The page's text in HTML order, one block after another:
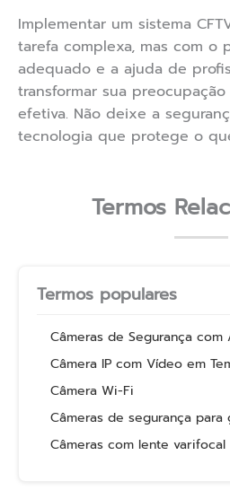
Implementar um sistema
tarefa complexa, mas com o
adequado e a ajuda de
transformar sua
efetiva. Não deixe a
tecnologia que protege o
Termos
Termos populares
Câmeras de Segurança com
Câmera IP com Vídeo em
Câmera Wi-Fi
Câmeras de segurança para
Câmeras com lente varifocal